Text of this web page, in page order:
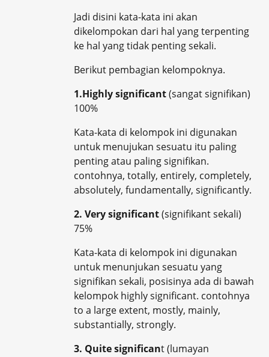
Jadi disini kata-kata ini akan
dikelompokan dari hal yang terpenting
ke hal yang tidak penting sekali.
Berikut pembagian kelompoknya.
1.Highly significant(sangat signifikan)
100%
Kata-kata di kelompok ini digunakan
untuk menujukan sesuatu itu paling
penting atau paling signifikan.
contohnya, totally, entirely, completely,
absolutely, fundamentally, significantly.
2. Very significant(signifikant sekali)
75%
Kata-kata di kelompok ini digunakan
untuk menunjukan sesuatu yang
signifikan sekali, posisinya ada di bawah
kelompok highly significant. contohnya
to a large extent, mostly, mainly,
substantially, strongly.
3. Quite significant (lumayan